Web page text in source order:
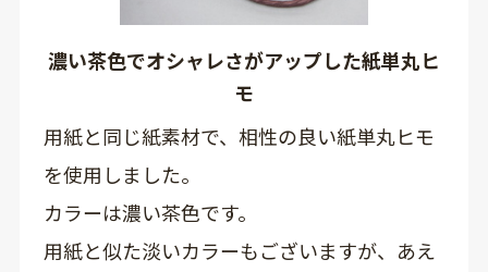
濃い茶色でオシャレさがアップした紙単丸ヒ
モ
用紙と同じ紙素材で、相性の良い紙単丸ヒモ
を使用しました。
カラーは濃い茶色です。
用紙と似た淡いカラーもございますが、あえ